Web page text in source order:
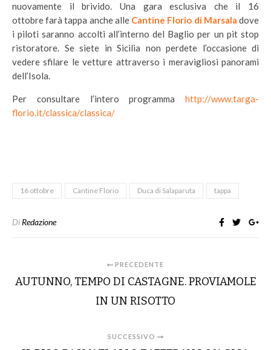
nuovamente il brivido. Una gara esclusiva che il 16
ottobre farà tappa anche alle Cantine Florio di Marsala dove
i piloti saranno accolti all’interno del Baglio per un pit stop
ristoratore. Se siete in Sicilia non perdete l’occasione di
vedere sfilare le vetture attraverso i meravigliosi panorami
dell’Isola.
Per consultare l’intero programma http://www.targa-
florio.it/classica/classica/
16 ottobre Cantine Florio Duca di Salaparuta tappa
Di Redazione
PRECEDENTE
AUTUNNO, TEMPO DI CASTAGNE. PROVIAMOLE
IN UN RISOTTO
SUCCESSIVO